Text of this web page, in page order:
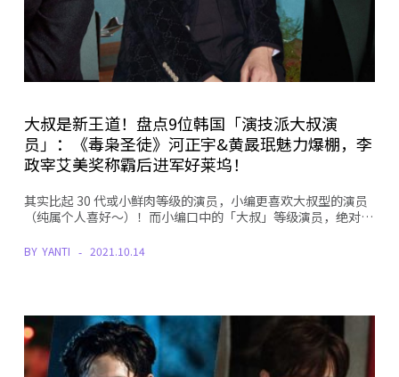
大叔是新王道！盘点9位韩国「演技派大叔演
员」：《毒枭圣徒》河正宇&黄晸珉魅力爆棚，李
政宰艾美奖称霸后进军好莱坞！
其实比起 30 代或小鲜肉等级的演员，小编更喜欢大叔型的演员
（纯属个人喜好～）！而小编口中的「大叔」等级演员，绝对…
BY YANTI 2021.10.14